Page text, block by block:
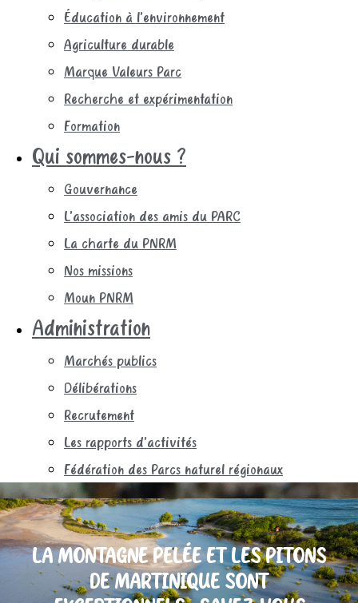
Éducation à l’environnement
Agriculture durable
Marque Valeurs Parc
Recherche et expérimentation
Formation
Qui sommes-nous ?
Gouvernance
L’association des amis du PARC
La charte du PNRM
Nos missions
Moun PNRM
Administration
Marchés publics
Délibérations
Recrutement
Les rapports d’activités
Fédération des Parcs naturel régionaux
LA MONTAGNE PELÉE ET LES PITONS
DE MARTINIQUE SONT